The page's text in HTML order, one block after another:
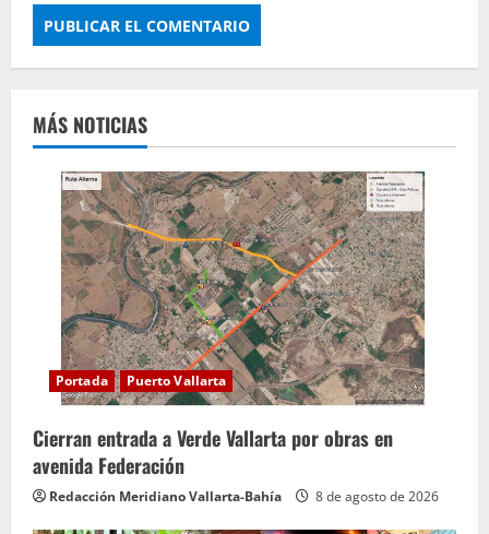
MÁS NOTICIAS
Portada Puerto Vallarta
Cierran entrada a Verde Vallarta por obras en
avenida Federación
Redacción Meridiano Vallarta-Bahía 8 de agosto de 2026